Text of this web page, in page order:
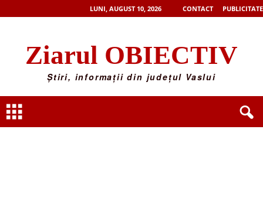
LUNI, AUGUST 10, 2026 CONTACT PUBLICITATE
Ziarul OBIECTIV
Știri, informații din județul Vaslui